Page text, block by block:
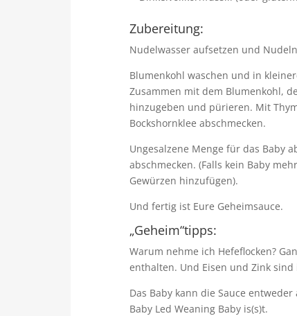
Zubereitung:
Nudelwasser aufsetzen und
Blumenkohl waschen und in
Zusammen mit dem Blumenkohl,
hinzugeben und pürieren. Mit
Bockshornklee abschmecken.
Ungesalzene Menge für das Baby
abschmecken. (Falls kein Baby
Gewürzen hinzufügen).
Und fertig ist Eure Geheimsauce.
„Geheim“tipps:
Warum nehme ich Hefeflocken?
enthalten. Und Eisen und Zink
Das Baby kann die Sauce
Baby Led Weaning Baby is(s)t.